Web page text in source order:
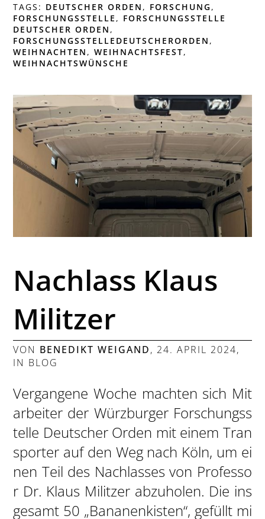
TAGS: DEUTSCHER ORDEN , FORSCHUNG ,
FORSCHUNGSSTELLE , FORSCHUNGSSTELLE
DEUTSCHER ORDEN ,
FORSCHUNGSSTELLEDEUTSCHERORDEN ,
WEIHNACHTEN ,WEIHNACHTSFEST,
WEIHNACHTSWÜNSCHE
Nachlass Klaus
Militzer
VON BENEDIKT WEIGAND, 24. APRIL 2024,
IN BLOG
Vergangene Woche machten sich Mit
arbeiter der Würzburger Forschungss
telle Deutscher Orden mit einem Tran
sporter auf den Weg nach Köln, um ei
nen Teil des Nachlasses von Professo
r Dr. Klaus Militzer abzuholen. Die ins
gesamt 50 „Bananenkisten“, gefüllt mi